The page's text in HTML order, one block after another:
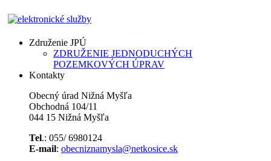
Združenie JPÚ
ZDRUŽENIE JEDNODUCHÝCH
POZEMKOVÝCH ÚPRAV
Kontakty
Obecný úrad Nižná Myšľa
Obchodná 104/11
044 15 Nižná Myšľa
Tel.: 055/ 6980124
E-mail: obecniznamysla@netkosice.sk